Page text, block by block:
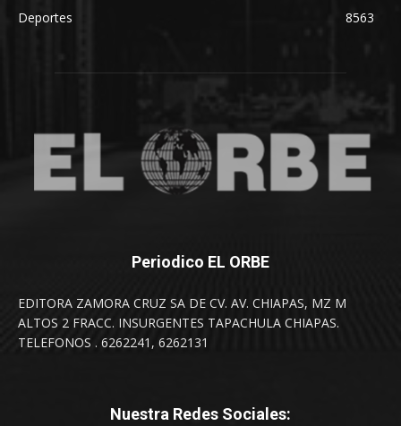
Deportes
8563
Periodico EL ORBE
EDITORA ZAMORA CRUZ SA DE CV. AV. CHIAPAS, MZ M
ALTOS 2 FRACC. INSURGENTES TAPACHULA CHIAPAS.
TELEFONOS . 6262241, 6262131
Nuestra Redes Sociales: